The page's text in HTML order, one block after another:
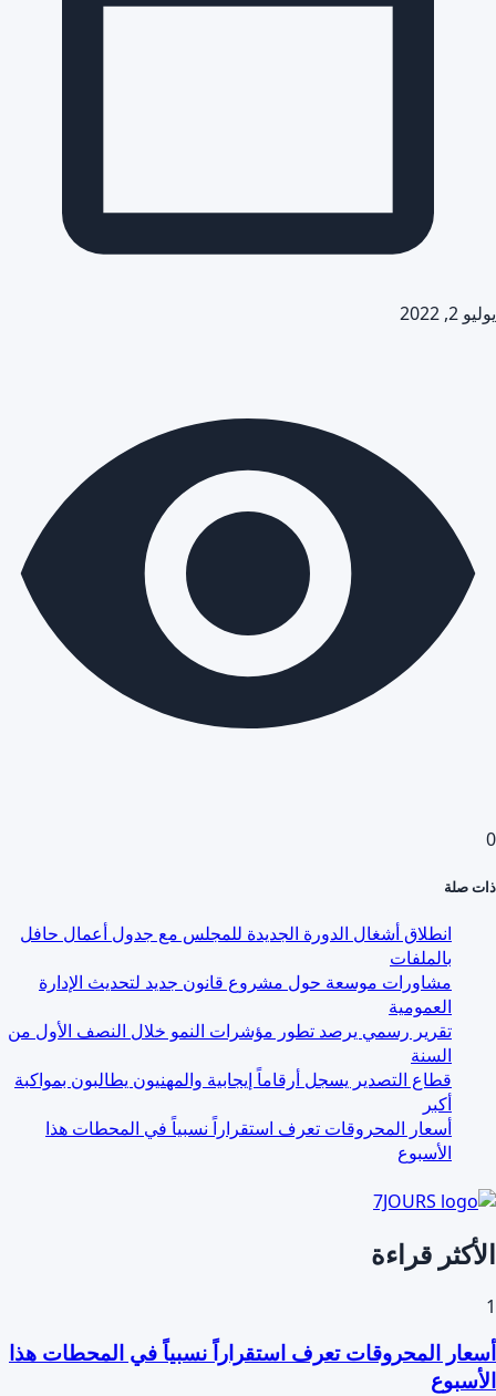
يوليو 2, 2022
0
ذات صلة
انطلاق أشغال الدورة الجديدة للمجلس مع جدول أعمال حافل
بالملفات
مشاورات موسعة حول مشروع قانون جديد لتحديث الإدارة
العمومية
تقرير رسمي يرصد تطور مؤشرات النمو خلال النصف الأول من
السنة
قطاع التصدير يسجل أرقاماً إيجابية والمهنيون يطالبون بمواكبة
أكبر
أسعار المحروقات تعرف استقراراً نسبياً في المحطات هذا
الأسبوع
الأكثر قراءة
1
أسعار المحروقات تعرف استقراراً نسبياً في المحطات هذا
الأسبوع